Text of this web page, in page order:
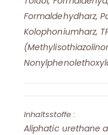
Formaldehydharz,
Kolophoniumharz,
Inhaltsstoffe :
Aliphatic urethane